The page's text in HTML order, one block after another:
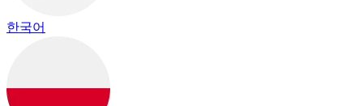
한국어